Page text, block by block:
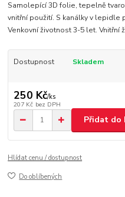
Samolepící 3D folie, tepelně
vnitřní použití. S kanálky v lepidle
Venkovní životnost 3-5 let. Vnitřní
Dostupnost Skladem
250 Kč/ks
207 Kč bez DPH
Přidat do
Hlídat cenu / dostupnost
Do oblíbených